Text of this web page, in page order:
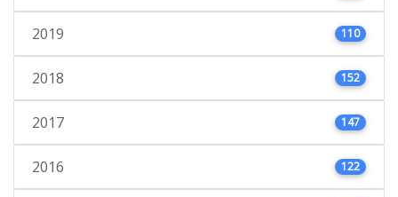
2019 110
2018 152
2017 147
2016 122